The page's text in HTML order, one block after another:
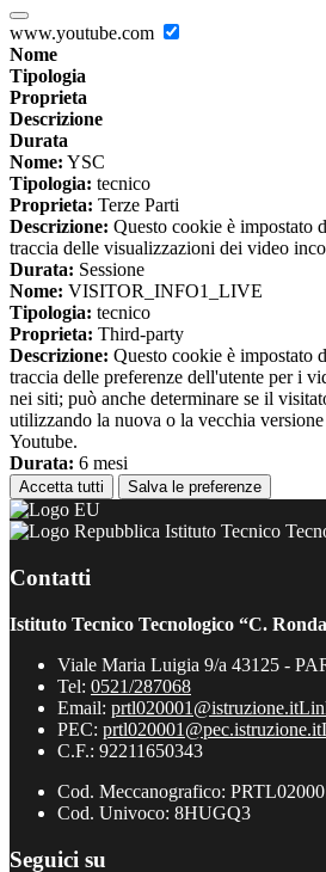
www.youtube.com
Nome
Tipologia
Proprieta
Descrizione
Durata
Nome: YSC
Tipologia: tecnico
Proprieta: Terze Parti
Descrizione: Questo cookie è impostato
traccia delle visualizzazioni dei video
Durata: Sessione
Nome: VISITOR_INFO1_LIVE
Tipologia: tecnico
Proprieta: Third-party
Descrizione: Questo cookie è impostato
traccia delle preferenze dell'utente per i
nei siti; può anche determinare se il
utilizzando la nuova o la vecchia
Youtube.
Durata: 6 mesi
Accetta tutti Salva le preferenze
Istituto Tecnico
Contatti
Istituto Tecnico Tecnologico “C.
Viale Maria Luigia 9/a 43125 -
Tel: 0521/287068
Email: prtl020001@istruzione.it
PEC: prtl020001@pec.istruzione.it
C.F.: 92211650343
Cod. Meccanografico:
Cod. Univoco: 8HUGQ3
Seguici su